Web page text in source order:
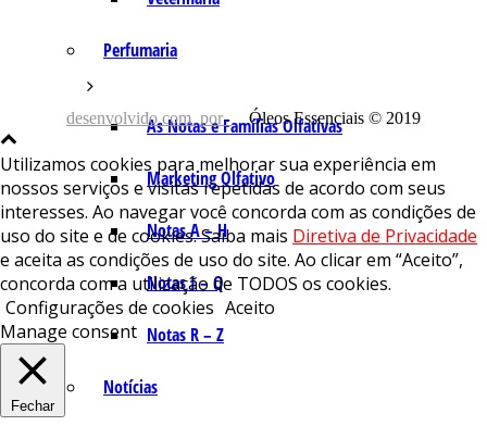
Perfumaria
As Notas e Famílias Olfativas
Marketing Olfativo
Notas A – H
Notas I – Q
Notas R – Z
Notícias
desenvolvido com por Óleos Essenciais © 2019
Utilizamos cookies para melhorar sua experiência em
nossos serviços e visitas repetidas de acordo com seus
interesses. Ao navegar você concorda com as condições de
uso do site e de cookies. Saiba mais Diretiva de Privacidade
e aceita as condições de uso do site. Ao clicar em “Aceito”,
concorda com a utilização de TODOS os cookies.
Configurações de cookies Aceito
Manage consent
Fechar